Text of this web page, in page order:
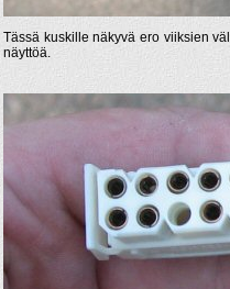
Tässä kuskille näkyvä ero viiksien
näyttöä.